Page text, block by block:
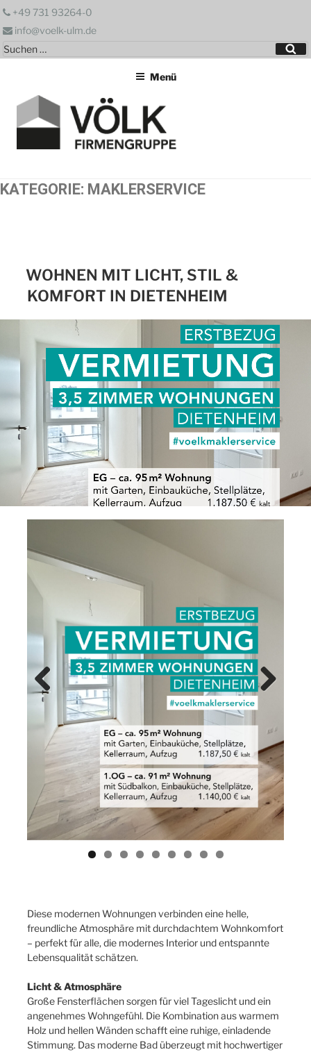
Zum
springen
+49 731 93264-0
info@voelk-ulm.de
Suchen
nach:
Menü
KATEGORIE: MAKLERSERVICE
WOHNEN MIT LICHT, STIL &
KOMFORT IN DIETENHEIM
Previ
Diese modernen Wohnungen verbinden eine helle,
freundliche Atmosphäre mit durchdachtem Wohnkomfort
– perfekt für alle, die modernes Interior und entspannte
Lebensqualität schätzen.
Licht & Atmosphäre
Große Fensterflächen sorgen für viel Tageslicht und ein
angenehmes Wohngefühl. Die Kombination aus warmem
Holz und hellen Wänden schafft eine ruhige, einladende
Stimmung. Das moderne Bad überzeugt mit hochwertiger